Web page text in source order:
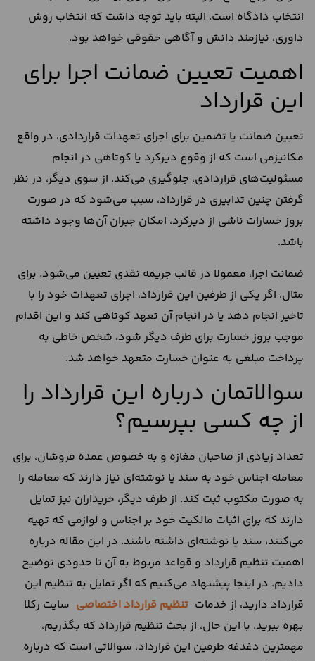
انتخاب دادگاه است. البته باید توجه داشت که انتخاب روش
داوری، نیازمند دانش و آگاهی حقوقی خواهد بود.
اهمیت تعیین ضمانت اجرا برای
این قرارداد
تعیین ضمانت‌ یا تضمین برای اجرای تعهدات قراردادی،‌ در واقع
مکانیزمی است که از وقوع دیرکرد یا کوتاهی در انجام
مسئولیت‌های قراردادی، جلوگیری می‌کند. از سوی دیگر، در نظر
گرفتن چنین تدابیری در قرارداد، سبب می‌شود که در صورت
بروز خسارات ناشی از دیرکرد، امکان جبران آن‌ها وجود داشته
باشد.
ضمانت اجرا، ‌معمولا در قالب جریمه نقدی تعیین می‌شود. برای
مثال، اگر یکی از طرفین این قرارداد، اجرای تعهدات خود را با
تاخیر انجام دهد یا در انجام آن تعهد کوتاهی کند و این اقدام
موجب بروز خسارت برای طرف دیگر شود، شخص خاطی به
پرداخت مبلغی به عنوان خسارت متعهد خواهد شد.
سوالاتمان درباره این قرارداد را
از چه کسی بپرسیم؟
تعداد زیادی از صاحبان مغازه و به خصوص عمده فروشان، برای
معامله اجناس خود به سند یا نوشته‌ای نیاز دارند که معامله را
به صورت مکتوب ثبت کند. از طرف دیگر، خریداران نیز تمایل
دارند که برای اثبات مالکیت خود بر اجناس و لوازمی که تهیه
می‌کنند، سند یا نوشته‌ای داشته باشند. در این مقاله درباره
اهمیت تنظیم قرارداد و قواعد مربوط به آن تا حدودی توضیح
دادیم. در اینجا پیشنهاد می‌کنیم که اگر تمایل به تنظیم این
قرارداد دارید، از خدمات تنظیم قرارداد اختصاصی سایت رکلا
بهره ببرید. با این حال، از بحث تنظیم قرارداد که بگذریم،
مهمترین دغدغه طرفین این قرارداد، سوالاتی است که درباره